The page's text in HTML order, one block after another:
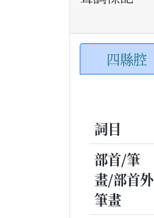
四縣腔
詞目
部首/筆
畫/部首外
筆畫